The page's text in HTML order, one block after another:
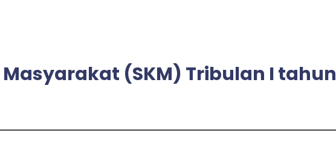
(SKM) Tribulan I tahun